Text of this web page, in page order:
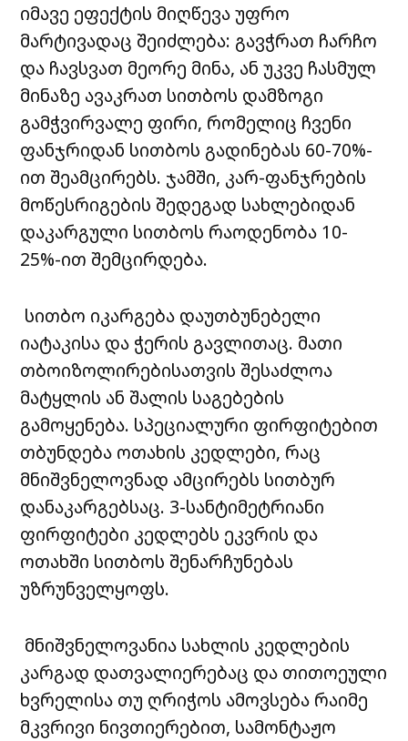
იმავე ეფექტის მიღწევა უფრო
მარტივადაც შეიძლება: გავჭრათ ჩარჩო
და ჩავსვათ მეორე მინა, ან უკვე ჩასმულ
მინაზე ავაკრათ სითბოს დამზოგი
გამჭვირვალე ფირი, რომელიც ჩვენი
ფანჯრიდან სითბოს გადინებას 60-70%-
ით შეამცირებს. ჯამში, კარ-ფანჯრების
მოწესრიგების შედეგად სახლებიდან
დაკარგული სითბოს რაოდენობა 10-
25%-ით შემცირდება.
სითბო იკარგება დაუთბუნებელი
იატაკისა და ჭერის გავლითაც. მათი
თბოიზოლირებისათვის შესაძლოა
მატყლის ან შალის საგებების
გამოყენება. სპეციალური ფირფიტებით
თბუნდება ოთახის კედლები, რაც
მნიშვნელოვნად ამცირებს სითბურ
დანაკარგებსაც. 3-სანტიმეტრიანი
ფირფიტები კედლებს ეკვრის და
ოთახში სითბოს შენარჩუნებას
უზრუნველყოფს.
მნიშვნელოვანია სახლის კედლების
კარგად დათვალიერებაც და თითოეული
ხვრელისა თუ ღრიჭოს ამოვსება რაიმე
მკვრივი ნივთიერებით, სამონტაჟო